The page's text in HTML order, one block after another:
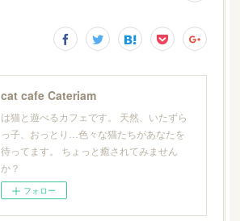
cat cafe Cateriam
は猫と遊べるカフェです。 天然、いたずら
っ子、おっとり…色々な猫たちがあなたを
待ってます。 ちょっと癒されてみません
か？
フォロー